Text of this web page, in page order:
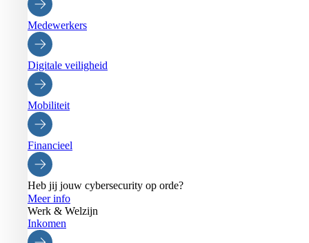
Medewerkers
Digitale veiligheid
Mobiliteit
Financieel
Heb jij jouw cybersecurity op orde?
Meer info
Werk & Welzijn
Inkomen